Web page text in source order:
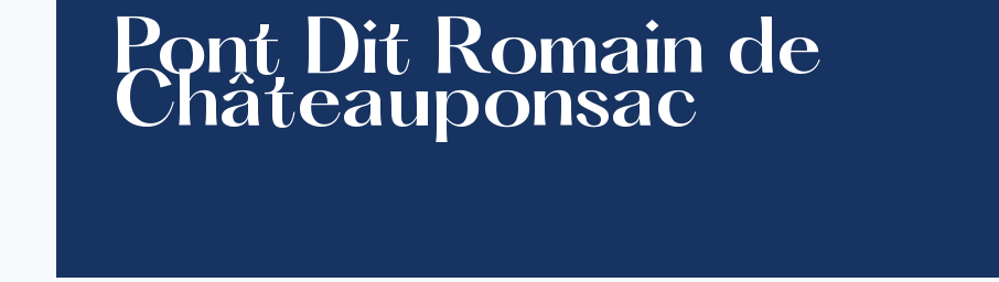
Pont Dit Romain de
Châteauponsac